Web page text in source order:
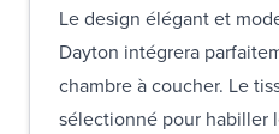
Le design élégant et
Dayton intégrera
chambre à coucher. Le
sélectionné pour habiller